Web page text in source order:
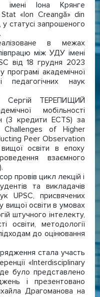
імені Іона Крянге
«Ion Creangă» din
статусі запрошеного
в межах
між УДУ імені
від 18 грудня 2023
академічної
педагогічних наук
Сергій ТЕРЕПИЩИЙ
мобільності
(3 кредити ECTS) за
Challenges of Higher
Peer Observation
освіти в епоху
взаємного
провів цикл лекцій і
та викладачів
UPSC, присвячених
вищої освіти в умовах
штучного інтелекту,
освіти, методології
до оцінювання
стала участь
«Interdisciplinary
було представлено
і презентовано
Драгоманова на